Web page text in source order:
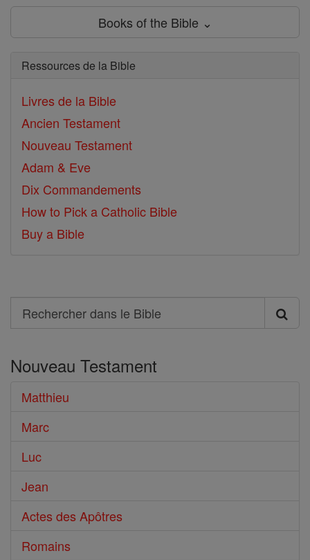
Books of the Bible ⌄
Ressources de la Bible
Livres de la Bible
Ancien Testament
Nouveau Testament
Adam & Eve
Dix Commandements
How to Pick a Catholic Bible
Buy a Bible
Search
Rechercher
le
Bible
Nouveau Testament
Matthieu
Marc
Luc
Jean
Actes des Apôtres
Romains